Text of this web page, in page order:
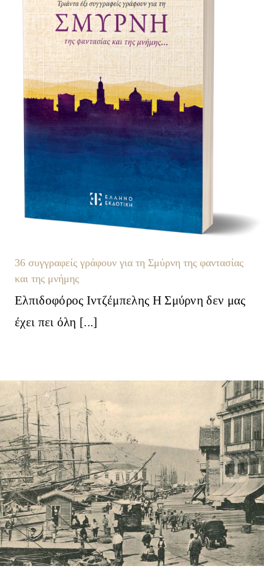
36 συγγραφείς γράφουν για τη Σμύρνη της φαντασίας
και της μνήμης
Ελπιδοφόρος Ιντζέμπελης Η Σμύρνη δεν μας
έχει πει όλη [...]